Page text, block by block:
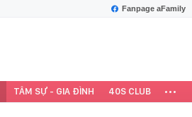
Fanpage aFamily
TÂM SỰ - GIA ĐÌNH 40S CLUB